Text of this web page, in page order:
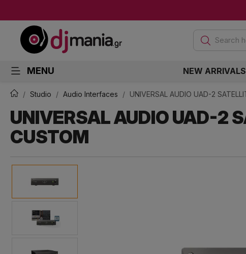
Search
MENU NEW ARRIVALS
Studio Audio Interfaces UNIVERSAL AUDIO UAD-2
UNIVERSAL AUDIO UAD-2
CUSTOM